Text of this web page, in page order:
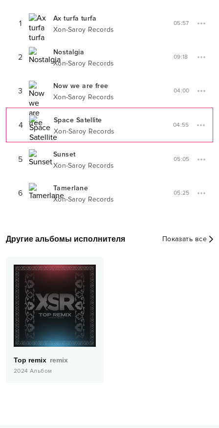
1
Ax turfa turfa
Xon-Saroy Records
05:57
2
Nostalgia
Xon-Saroy Records
09:18
3
Now we are free
Xon-Saroy Records
04:00
4
Space Satellite
Xon-Saroy Records
04:55
5
Sunset
Xon-Saroy Records
05:05
6
Tamerlane
Xon-Saroy Records
05:25
Другие альбомы исполнителя Показать все
Top remix remix
2024 Альбом